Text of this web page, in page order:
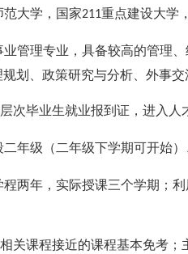
范大学，国家211重点建设大学
业管理专业，具备较高的管理
划、政策研究与分析、外事
次毕业生就业报到证，进入人
二年级（二年级下学期可开始
程两年，实际授课三个学期；
关课程接近的课程基本免考